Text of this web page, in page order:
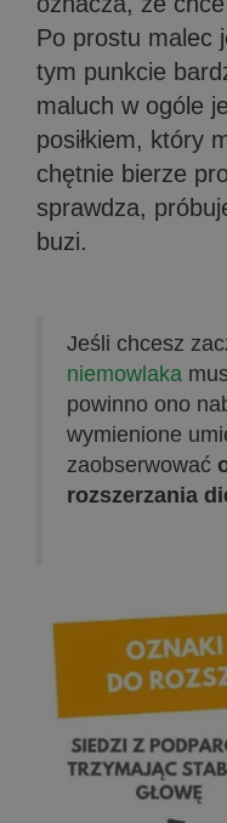
Po prostu malec
tym punkcie
maluch w ogóle
posiłkiem, który
chętnie bierze
sprawdza,
buzi.
Jeśli chcesz
niemowlaka
powinno ono
wymienione
zaobserwować
rozszerzania